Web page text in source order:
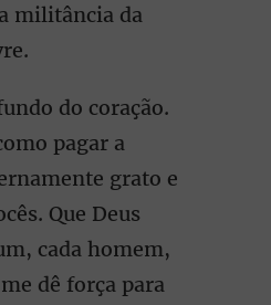
militância da
do coração.
pagar a
grato e
Que Deus
cada homem,
dê força para